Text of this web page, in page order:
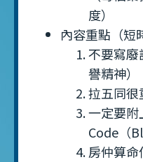
度）
內容重點（短
不要寫廢
譽精神）
拉五同很
一定要附
Code（
房仲算命